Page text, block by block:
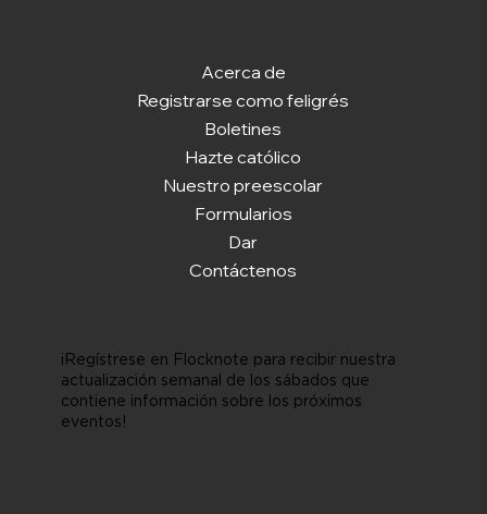
Acerca de
Registrarse como feligrés
Boletines
Hazte católico
Nuestro preescolar
Formularios
Dar
Contáctenos
¡Regístrese en Flocknote para recibir nuestra
actualización semanal de los sábados que
contiene información sobre los próximos
eventos!